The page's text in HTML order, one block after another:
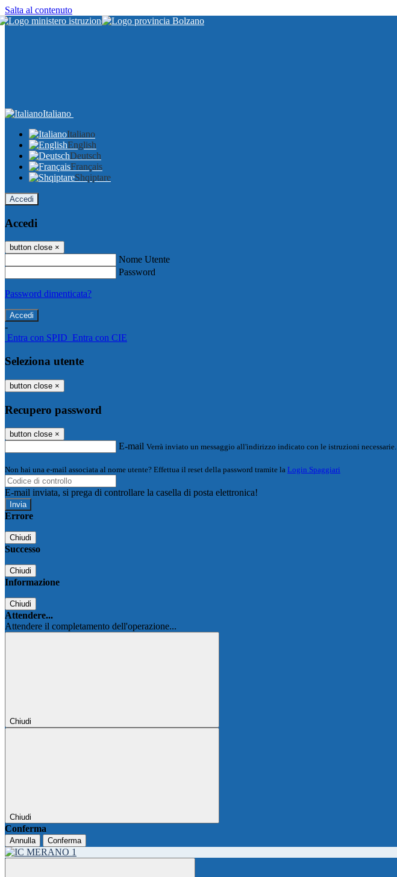
Salta al contenuto
Italiano
Italiano
English
Deutsch
Français
Shqiptare
Accedi
Accedi
button close ×
Nome Utente
Password
Password dimenticata?
-
Entra con SPID Entra con CIE
Seleziona utente
button close ×
Recupero password
button close ×
E-mail Verrà inviato un messaggio all'indirizzo indicato con le istruzioni necessarie.
Non hai una e-mail associata al nome utente? Effettua il reset della password tramite la Login Spaggiari
E-mail inviata, si prega di controllare la casella di posta elettronica!
Errore
Chiudi
Successo
Chiudi
Informazione
Chiudi
Attendere...
Attendere il completamento dell'operazione...
Chiudi
Chiudi
Conferma
Annulla Conferma